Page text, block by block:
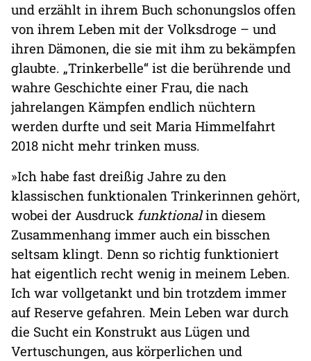
und erzählt in ihrem Buch schonungslos offen
von ihrem Leben mit der Volksdroge – und
ihren Dämonen, die sie mit ihm zu bekämpfen
glaubte. „Trinkerbelle“ ist die berührende und
wahre Geschichte einer Frau, die nach
jahrelangen Kämpfen endlich nüchtern
werden durfte und seit Maria Himmelfahrt
2018 nicht mehr trinken muss.
»Ich habe fast dreißig Jahre zu den
klassischen funktionalen Trinkerinnen gehört,
wobei der Ausdruck funktionalin diesem
Zusammenhang immer auch ein bisschen
seltsam klingt. Denn so richtig funktioniert
hat eigentlich recht wenig in meinem Leben.
Ich war vollgetankt und bin trotzdem immer
auf Reserve gefahren. Mein Leben war durch
die Sucht ein Konstrukt aus Lügen und
Vertuschungen, aus körperlichen und